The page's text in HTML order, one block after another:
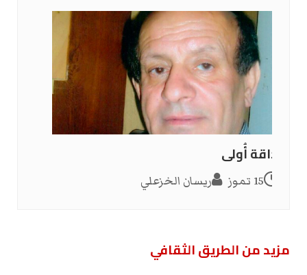
صداقة أُولى
15 تموز ريسان الخزعلي
مزید من الطریق الثقافي